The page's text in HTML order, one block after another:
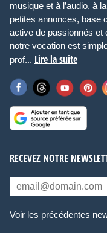
musique et à l’audio, à
petites annonces, base
active de passionnés et
notre vocation est
prof... Lire la suite
RECEVEZ NOTRE
Voir les précédentes